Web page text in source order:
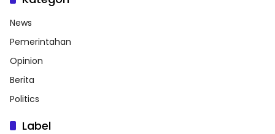
News
Pemerintahan
Opinion
Berita
Politics
Label